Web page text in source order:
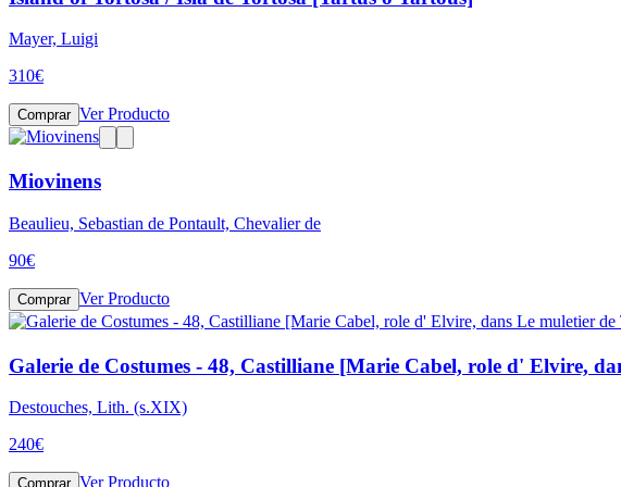
Mayer, Luigi
310€
Comprar Ver Producto
Miovinens
Beaulieu, Sebastian de Pontault, Chevalier de
90€
Comprar Ver Producto
Galerie de Costumes - 48, Castilliane [Marie Cabel, role d' Elvire,
Destouches, Lith. (s.XIX)
240€
Comprar Ver Producto